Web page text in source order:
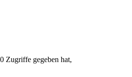
Zugriffe gegeben hat,